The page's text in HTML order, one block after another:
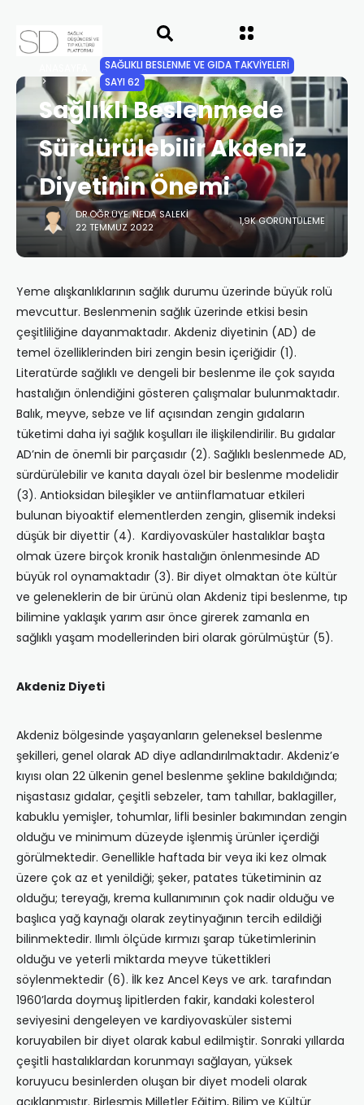
SAĞLIKLI BESLENME VE GIDA TAKVİYELERİ
SAYI 62
Sağlıklı Beslenmede
Sürdürülebilir Akdeniz
Diyetinin Önemi
DR.ÖĞR.ÜYE. NEDA SALEKI
22 TEMMUZ 2022
1,9K GÖRÜNTÜLEME
Yeme alışkanlıklarının sağlık durumu üzerinde büyük rolü
mevcuttur. Beslenmenin sağlık üzerinde etkisi besin
çeşitliliğine dayanmaktadır. Akdeniz diyetinin (AD) de
temel özelliklerinden biri zengin besin içeriğidir (1).
Literatürde sağlıklı ve dengeli bir beslenme ile çok sayıda
hastalığın önlendiğini gösteren çalışmalar bulunmaktadır.
Balık, meyve, sebze ve lif açısından zengin gıdaların
tüketimi daha iyi sağlık koşulları ile ilişkilendirilir. Bu gıdalar
AD’nin de önemli bir parçasıdır (2). Sağlıklı beslenmede AD,
sürdürülebilir ve kanıta dayalı özel bir beslenme modelidir
(3). Antioksidan bileşikler ve antiinflamatuar etkileri
bulunan biyoaktif elementlerden zengin, glisemik indeksi
düşük bir diyettir (4). Kardiyovasküler hastalıklar başta
olmak üzere birçok kronik hastalığın önlenmesinde AD
büyük rol oynamaktadır (3). Bir diyet olmaktan öte kültür
ve geleneklerin de bir ürünü olan Akdeniz tipi beslenme, tıp
bilimine yaklaşık yarım asır önce girerek zamanla en
sağlıklı yaşam modellerinden biri olarak görülmüştür (5).
Akdeniz Diyeti
Akdeniz bölgesinde yaşayanların geleneksel beslenme
şekilleri, genel olarak AD diye adlandırılmaktadır. Akdeniz’e
kıyısı olan 22 ülkenin genel beslenme şekline bakıldığında;
nişastasız gıdalar, çeşitli sebzeler, tam tahıllar, baklagiller,
kabuklu yemişler, tohumlar, lifli besinler bakımından zengin
olduğu ve minimum düzeyde işlenmiş ürünler içerdiği
görülmektedir. Genellikle haftada bir veya iki kez olmak
üzere çok az et yenildiği; şeker, patates tüketiminin az
olduğu; tereyağı, krema kullanımının çok nadir olduğu ve
başlıca yağ kaynağı olarak zeytinyağının tercih edildiği
bilinmektedir. Ilımlı ölçüde kırmızı şarap tüketimlerinin
olduğu ve yeterli miktarda meyve tükettikleri
söylenmektedir (6). İlk kez Ancel Keys ve ark. tarafından
1960’larda doymuş lipitlerden fakir, kandaki kolesterol
seviyesini dengeleyen ve kardiyovasküler sistemi
koruyabilen bir diyet olarak kabul edilmiştir. Sonraki yıllarda
çeşitli hastalıklardan korunmayı sağlayan, yüksek
koruyucu besinlerden oluşan bir diyet modeli olarak